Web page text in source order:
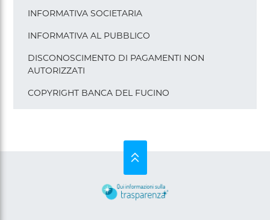
INFORMATIVA SOCIETARIA
INFORMATIVA AL PUBBLICO
DISCONOSCIMENTO DI PAGAMENTI NON
AUTORIZZATI
COPYRIGHT BANCA DEL FUCINO
SU